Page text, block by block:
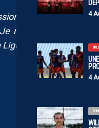
4
4
du maintien et
ne peux pas
1 on s’assoira fin